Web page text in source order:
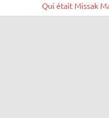
Qui était Missak